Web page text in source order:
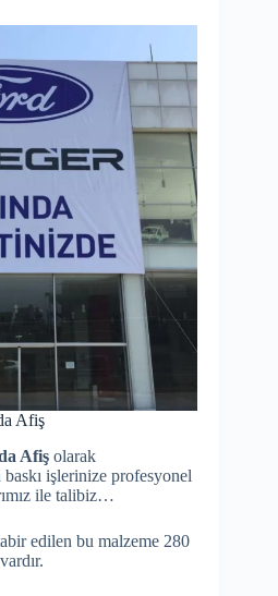
Afiş
Afiş olarak
işlerinize profesyonel
ile talibiz…
edilen bu malzeme 280